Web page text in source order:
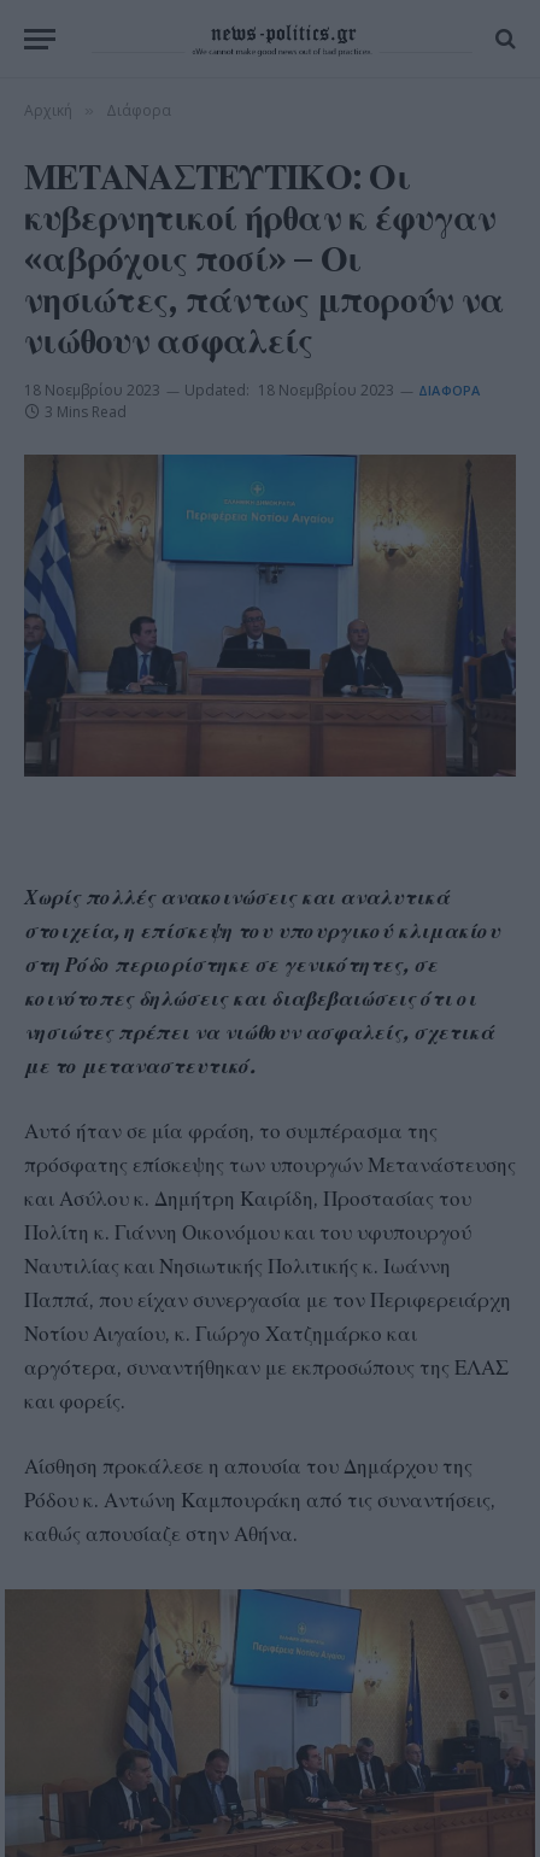
Αρχική Διάφορα
ΜΕΤΑΝΑΣΤΕΥΤΙΚΟ: Οι
κυβερνητικοί ήρθαν κ έφυγαν
«αβρόχοις ποσί» – Οι
νησιώτες, πάντως μπορούν να
νιώθουν ασφαλείς
18 Νοεμβρίου 2023 Updated: 18 Νοεμβρίου 2023 ΔΙΆΦΟΡΑ
3 Mins Read
Χωρίς πολλές ανακοινώσεις και αναλυτικά
στοιχεία, η επίσκεψη του υπουργικού κλιμακίου
στη Ρόδο περιορίστηκε σε γενικότητες, σε
κοινότοπες δηλώσεις και διαβεβαιώσεις ότι οι
νησιώτες πρέπει να νιώθουν ασφαλείς, σχετικά
με το μεταναστευτικό.
Αυτό ήταν σε μία φράση, το συμπέρασμα της
πρόσφατης επίσκεψης των υπουργών Μετανάστευσης
και Ασύλου κ. Δημήτρη Καιρίδη, Προστασίας του
Πολίτη κ. Γιάννη Οικονόμου και του υφυπουργού
Ναυτιλίας και Νησιωτικής Πολιτικής κ. Ιωάννη
Παππά, που είχαν συνεργασία με τον Περιφερειάρχη
Νοτίου Αιγαίου, κ. Γιώργο Χατζημάρκο και
αργότερα, συναντήθηκαν με εκπροσώπους της ΕΛΑΣ
και φορείς.
Αίσθηση προκάλεσε η απουσία του Δημάρχου της
Ρόδου κ. Αντώνη Καμπουράκη από τις συναντήσεις,
καθώς απουσίαζε στην Αθήνα.